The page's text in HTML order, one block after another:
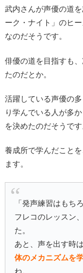
武内さんが声優の道
ーク・ナイト」のヒ
なのだそうです。
俳優の道を目指すも
たのだとか。
活躍している声優の
り学んでいる人が多
を決めたのだそうです
養成所で学んだこと
ます。
「発声練習はもち
フレコのレッスン、
た。
あと、声を出す時
体のメカニズムを
ね。